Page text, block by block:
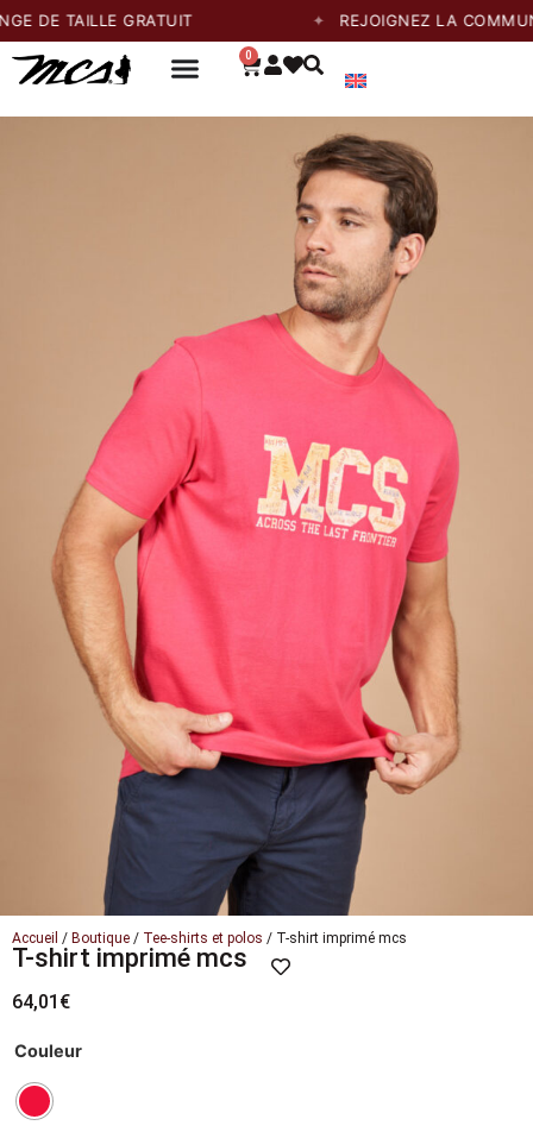
GRATUIT REJOIGNEZ LA COMMUNAUTÉ
0
Accueil / Boutique / Tee-shirts et polos / T-shirt imprimé mcs
T-shirt imprimé mcs
64,01 €
Couleur